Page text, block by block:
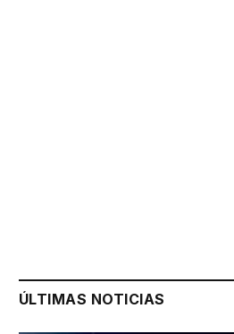
ÚLTIMAS NOTICIAS